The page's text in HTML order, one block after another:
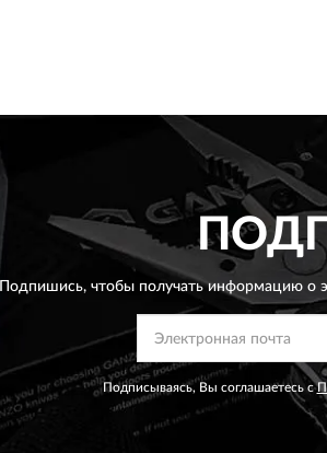
Подпишись, чтобы получать информацию о
Подписываясь, Вы соглашаетесь с